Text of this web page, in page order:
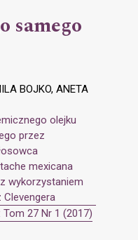
samego
BOJKO, ANETA
olejku
przez
mexicana
wykorzystaniem
Clevengera
27 Nr 1 (2017)